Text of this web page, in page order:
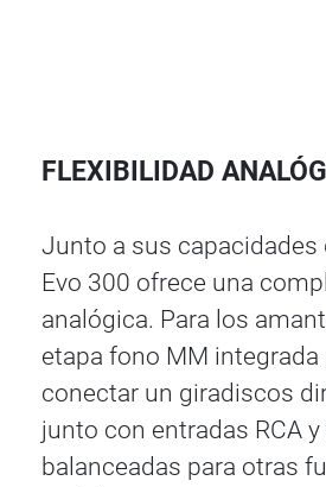
FLEXIBILIDAD
Junto a sus capacidades
Evo 300 ofrece una
analógica. Para los
etapa fono MM integrada
conectar un giradiscos
junto con entradas RCA y
balanceadas para otras